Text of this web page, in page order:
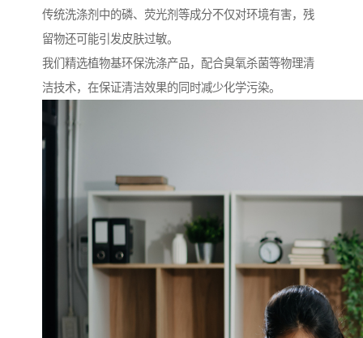
传统洗涤剂中的磷、荧光剂等成分不仅对环境有害，残
留物还可能引发皮肤过敏。
我们精选植物基环保洗涤产品，配合臭氧杀菌等物理清
洁技术，在保证清洁效果的同时减少化学污染。